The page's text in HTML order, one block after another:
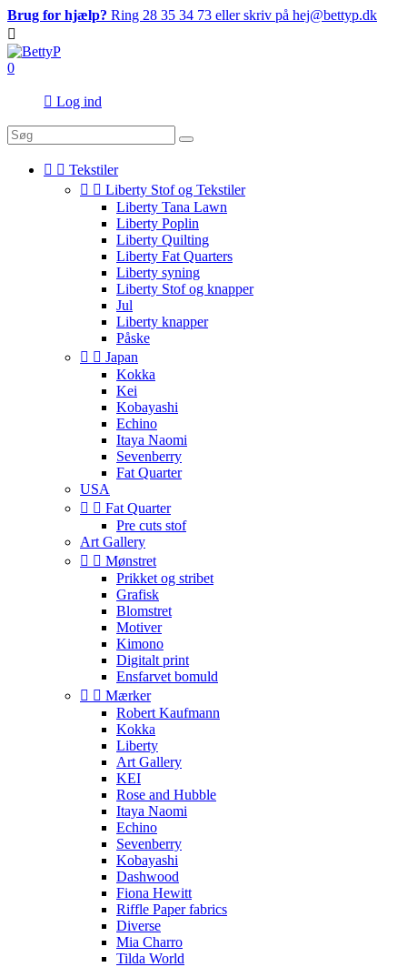
Brug for hjælp? Ring 28 35 34 73 eller skriv på hej@bettyp.dk

0
 Log ind
  Tekstiler
  Liberty Stof og Tekstiler
Liberty Tana Lawn
Liberty Poplin
Liberty Quilting
Liberty Fat Quarters
Liberty syning
Liberty Stof og knapper
Jul
Liberty knapper
Påske
  Japan
Kokka
Kei
Kobayashi
Echino
Itaya Naomi
Sevenberry
Fat Quarter
USA
  Fat Quarter
Pre cuts stof
Art Gallery
  Mønstret
Prikket og stribet
Grafisk
Blomstret
Motiver
Kimono
Digitalt print
Ensfarvet bomuld
  Mærker
Robert Kaufmann
Kokka
Liberty
Art Gallery
KEI
Rose and Hubble
Itaya Naomi
Echino
Sevenberry
Kobayashi
Dashwood
Fiona Hewitt
Riffle Paper fabrics
Diverse
Mia Charro
Tilda World